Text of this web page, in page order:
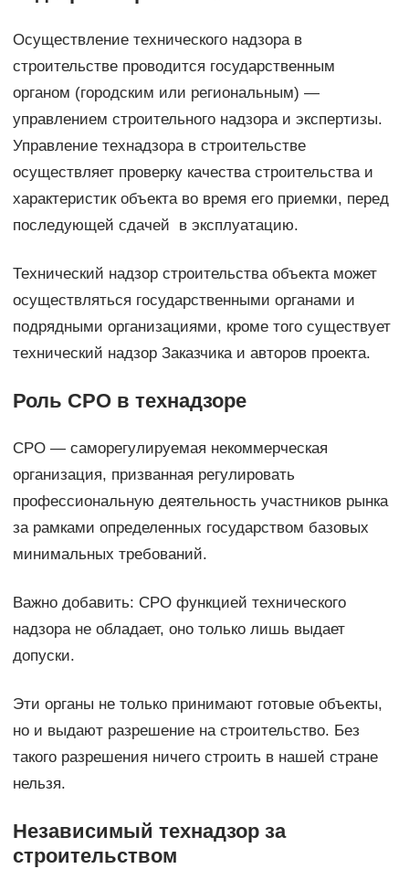
Осуществление технического надзора в
строительстве проводится государственным
органом (городским или региональным) —
управлением строительного надзора и экспертизы.
Управление технадзора в строительстве
осуществляет проверку качества строительства и
характеристик объекта во время его приемки, перед
последующей сдачей в эксплуатацию.
Технический надзор строительства объекта может
осуществляться государственными органами и
подрядными организациями, кроме того существует
технический надзор Заказчика и авторов проекта.
Роль СРО в технадзоре
СРО — саморегулируемая некоммерческая
организация, призванная регулировать
профессиональную деятельность участников рынка
за рамками определенных государством базовых
минимальных требований.
Важно добавить: СРО функцией технического
надзора не обладает, оно только лишь выдает
допуски.
Эти органы не только принимают готовые объекты,
но и выдают разрешение на строительство. Без
такого разрешения ничего строить в нашей стране
нельзя.
Независимый технадзор за
строительством